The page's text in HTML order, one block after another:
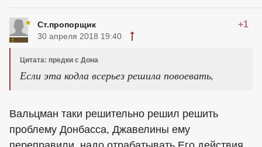
Ст.пропорщик +1
30 апреля 2018 19:40
Цитата: предки с Дона
Если эта кодла всерьез решила повоевать,
Вальцман таки решительно решил решить
проблему Донбасса, Джавелины ему